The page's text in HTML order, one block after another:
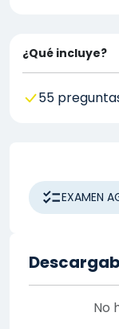
EXAMEN
No
¿Qué incluye?
55